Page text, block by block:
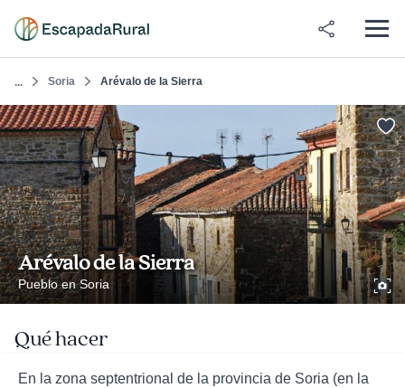
... Soria Arévalo de la Sierra
Arévalo de la Sierra
Pueblo en Soria
Qué hacer
En la zona septentrional de la provincia de Soria (en la